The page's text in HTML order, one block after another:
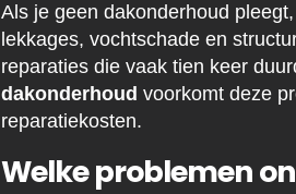
Als je geen dakonderhoud
lekkages, vochtschade en
reparaties die vaak tien keer
dakonderhoud voorkomt deze
reparatiekosten.
Welke problemen